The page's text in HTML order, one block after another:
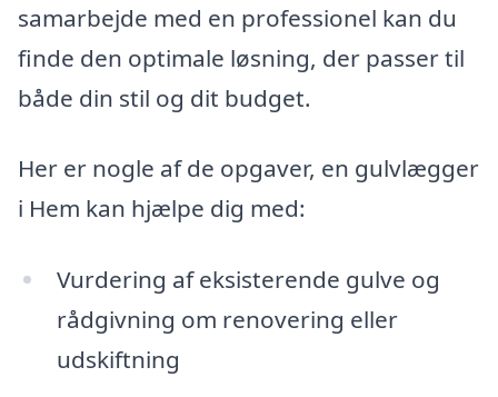
samarbejde med en professionel kan du
finde den optimale løsning, der passer til
både din stil og dit budget.
Her er nogle af de opgaver, en gulvlægger
i Hem kan hjælpe dig med:
Vurdering af eksisterende gulve og
rådgivning om renovering eller
udskiftning